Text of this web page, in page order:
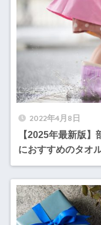
2022年4月8日
【2025年最新版
におすすめのタオ